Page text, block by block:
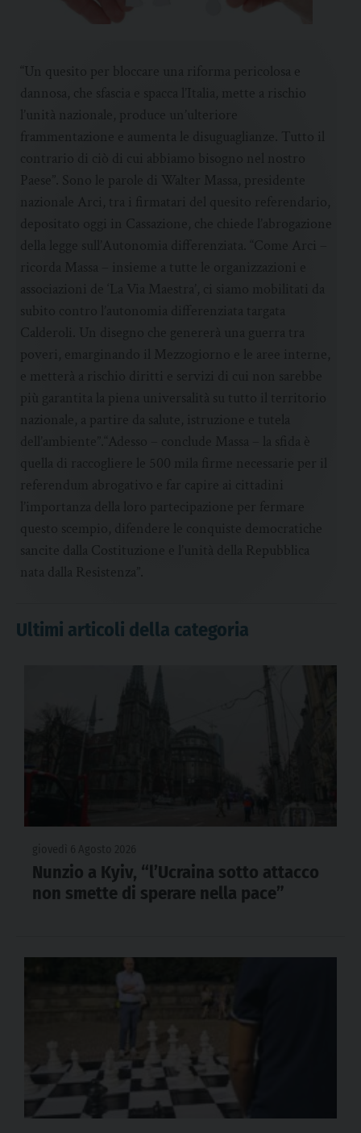
“Un quesito per bloccare una riforma pericolosa e
dannosa, che sfascia e spacca l’Italia, mette a rischio
l’unità nazionale, produce un’ulteriore
frammentazione e aumenta le disuguaglianze. Tutto il
contrario di ciò di cui abbiamo bisogno nel nostro
Paese”. Sono le parole di Walter Massa, presidente
quella di raccogliere le 500 mila firme necessarie per il
referendum abrogativo e far capire ai cittadini
l’importanza della loro partecipazione per fermare
questo scempio, difendere le conquiste democratiche
sancite dalla Costituzione e l’unità della Repubblica
nata dalla Resistenza”.
Ultimi articoli della categoria
Nunzio a Kyiv, “l’Ucraina sotto attacco
non smette di sperare nella pace”